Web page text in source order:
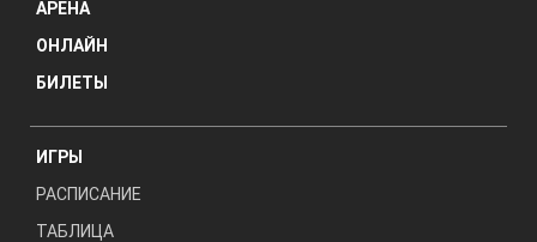
АРЕНА
ОНЛАЙН
БИЛЕТЫ
ИГРЫ
РАСПИСАНИЕ
ТАБЛИЦА